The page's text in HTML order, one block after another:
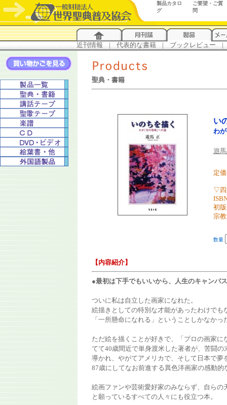
製品カタロ
グ
ご要望・ご質
問
近刊情報 | 代表的な書籍 | ブックレビュー |
聖典・書籍
い
わ
遊
定
▽四
初
宗
数量
【内容紹介】
●最初は下手でもいいから、人生のキャンバ
ついに私は自立した画家になれた。
絵描きとしての特別な才能があったわけでも
「一所懸命になれる」ということしかなか
ただ絵を描くことが好きで、「プロの画家
てて40歳間近で単身渡米した著者が、苦闘
導かれ、やがてアメリカで、そして日本で夢
87歳にしてなお前進する異色洋画家の感動的
絵画ファンや芸術愛好家のみならず、自ら
と願っているすべての人々にも役立つ本。